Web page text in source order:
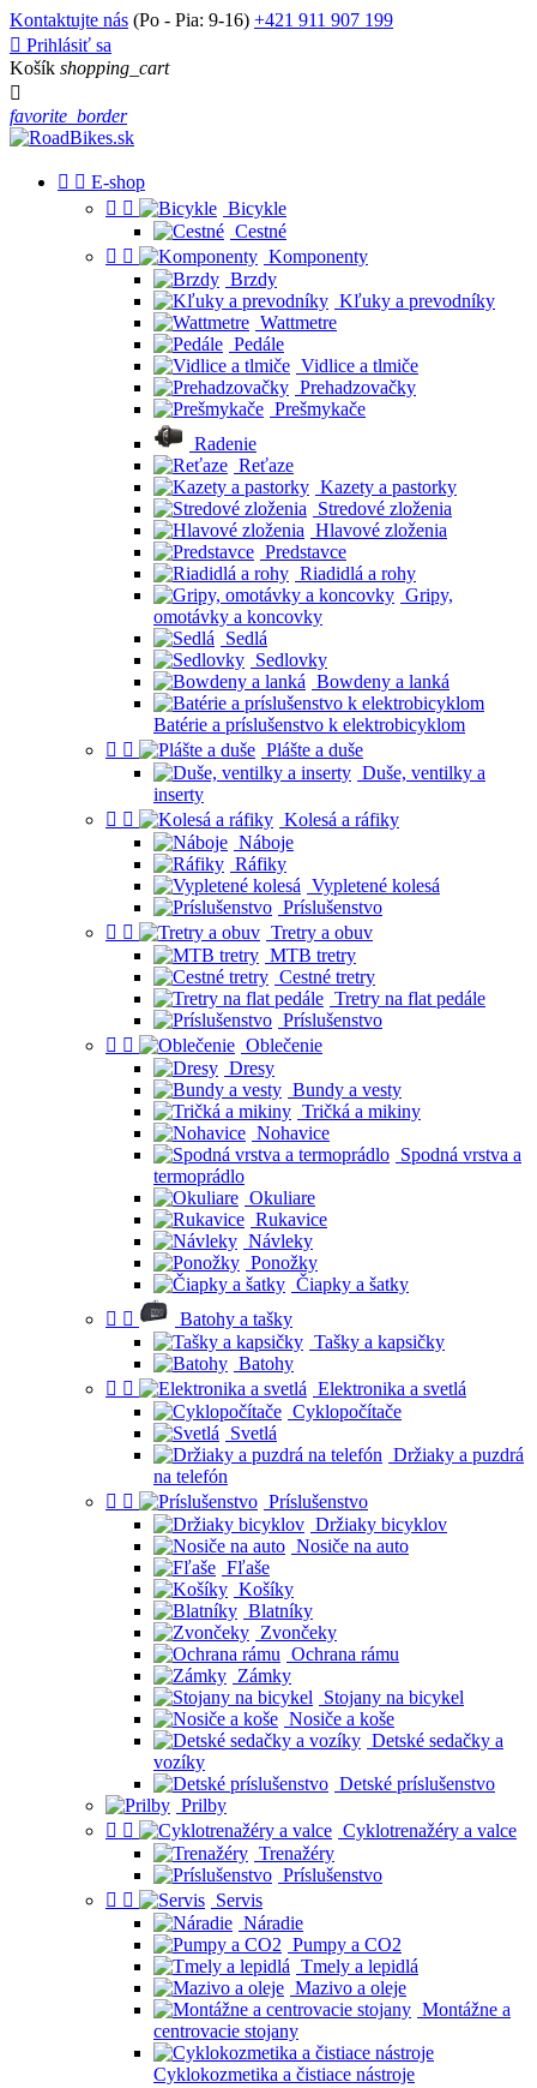
Kontaktujte nás (Po - Pia: 9-16) +421 911 907 199
 Prihlásiť sa
Košík shopping_cart

favorite_border
  E-shop
 
Bicykle
Cestné
 
Komponenty
Brzdy
Kľuky a prevodníky
Wattmetre
Pedále
Vidlice a tlmiče
Prehadzovačky
Prešmykače
Radenie
Reťaze
Kazety a pastorky
Stredové zloženia
Hlavové zloženia
Predstavce
Riadidlá a rohy
Gripy,
omotávky a koncovky
Sedlá
Sedlovky
Bowdeny a lanká
Batérie a príslušenstvo k elektrobicyklom
 
Plášte a duše
Duše, ventilky a
inserty
 
Kolesá a ráfiky
Náboje
Ráfiky
Vypletené kolesá
Príslušenstvo
 
Tretry a obuv
MTB tretry
Cestné tretry
Tretry na flat pedále
Príslušenstvo
 
Oblečenie
Dresy
Bundy a vesty
Tričká a mikiny
Nohavice
Spodná vrstva a
termoprádlo
Okuliare
Rukavice
Návleky
Ponožky
Čiapky a šatky
 
Batohy a tašky
Tašky a kapsičky
Batohy
 
Elektronika a svetlá
Cyklopočítače
Svetlá
Držiaky a puzdrá
na telefón
 
Príslušenstvo
Držiaky bicyklov
Nosiče na auto
Fľaše
Košíky
Blatníky
Zvončeky
Ochrana rámu
Zámky
Stojany na bicykel
Nosiče a koše
Detské sedačky a
vozíky
Detské príslušenstvo
Prilby
 
Cyklotrenažéry a valce
Trenažéry
Príslušenstvo
 
Servis
Náradie
Pumpy a CO2
Tmely a lepidlá
Mazivo a oleje
Montážne a
centrovacie stojany
Cyklokozmetika a čistiace nástroje